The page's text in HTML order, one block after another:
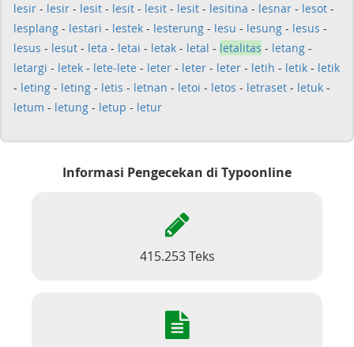
lesir - lesir - lesit - lesit - lesit - lesit - lesitina - lesnar - lesot -
lesplang - lestari - lestek - lesterung - lesu - lesung - lesus -
lesus - lesut - leta - letai - letak - letal - letalitas - letang -
letargi - letek - lete-lete - leter - leter - leter - letih - letik - letik
- leting - leting - letis - letnan - letoi - letos - letraset - letuk -
letum - letung - letup - letur
Informasi Pengecekan di Typoonline
415.253 Teks